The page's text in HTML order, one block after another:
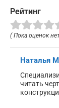
Рейтинг
( Пока оценок
Наталья
читать